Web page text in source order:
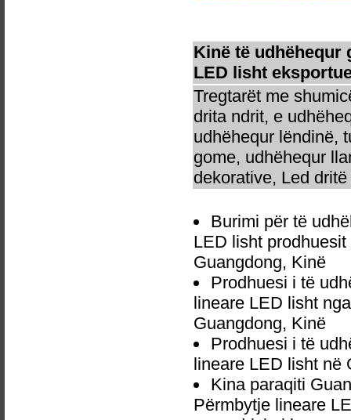
Kinë të udhëhequr
LED lisht
Tregtarët me
drita ndrit, e
udhëhequr lëndinë,
gome, udhëhequr
dekorative, Led
Burimi për të
LED lisht
Guangdong, Kinë
Prodhuesi i të
lineare LED lisht
Guangdong, Kinë
Prodhuesi i të
lineare LED lisht në
Kina paraqiti
Përmbytje lineare